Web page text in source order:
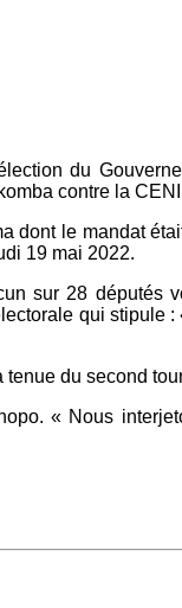
du
contre la
dont le mandat
19 mai 2022.
sur 28 députés
qui stipule
du second
« Nous